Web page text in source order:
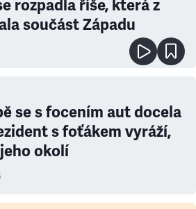
rozpadla říše, která z
součást Západu
se s focením aut docela
s foťákem vyráží,
okolí